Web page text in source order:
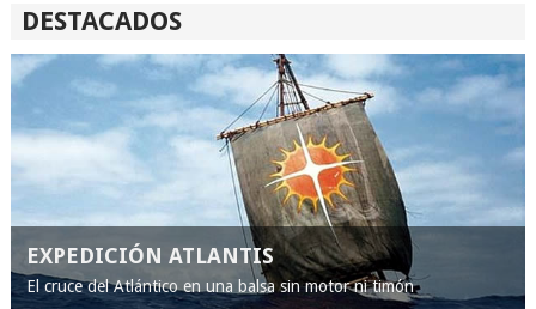
DESTACADOS
EXPEDICIÓN ATLANTIS
El cruce del Atlántico en una balsa sin motor ni timón